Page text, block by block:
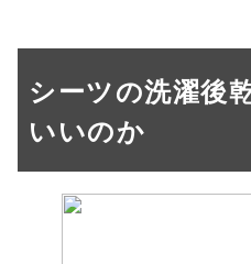
シーツの洗濯後
いいのか